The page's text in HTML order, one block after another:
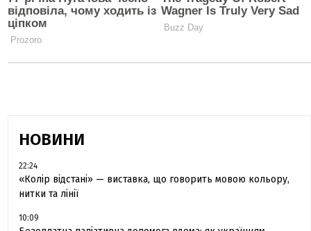
НОВИНИ
22:24
«Колір відстані» — виставка, що говорить мовою кольору,
нитки та лінії
10:09